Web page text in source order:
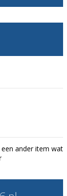
ander item wat